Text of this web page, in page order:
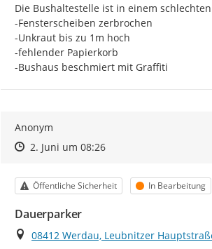
Die Bushaltestelle ist in einem
-Fensterscheiben zerbrochen
-Unkraut bis zu 1m hoch
-fehlender Papierkorb
-Bushaus beschmiert mit Graffiti
Anonym
Zeitpunkt des Erstellens
Zeitpunkt des Erstellens
2. Juni um 08:26Zur Äußerung
Kategorie
Öffentliche Sicherheit Status
In Bearbeitung
Dauerparker
Ort
08412 Werdau, Leubnitzer